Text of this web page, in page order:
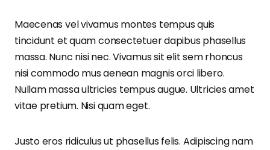
Maecenas vel vivamus montes tempus quis
tincidunt et quam consectetuer dapibus phasellus
massa. Nunc nisi nec. Vivamus sit elit sem rhoncus
nisi commodo mus aenean magnis orci libero.
Nullam massa ultricies tempus augue. Ultricies amet
vitae pretium. Nisi quam eget.
Justo eros ridiculus ut phasellus felis. Adipiscing nam